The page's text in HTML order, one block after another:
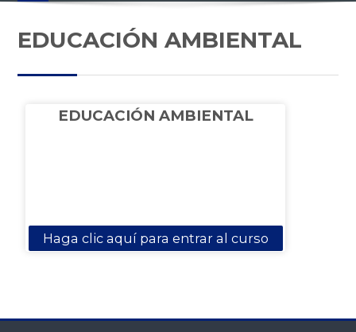
EDUCACIÓN AMBIENTAL
EDUCACIÓN AMBIENTAL
Haga clic aquí para entrar al curso